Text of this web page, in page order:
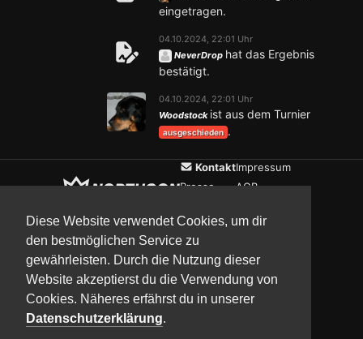
Diese Website verwendet Cookies, um dir
den bestmöglichen Service zu
gewährleisten. Durch die Nutzung dieser
Website akzeptierst du die Verwendung von
Cookies. Näheres erfährst du in unserer
Datenschutzerklärung.
eingetragen.
04.10.2024, 22:01 Uhr
NeverDrop hat das Ergebnis
bestätigt.
04.10.2024, 22:01 Uhr
Woodstock ist aus dem Turnier
ausgeschieden .
Kontakt
Presse
Impressum
AGB
UpdatesCommunityMedia